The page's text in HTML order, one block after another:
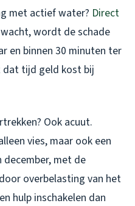
met actief water? Direct
wordt de schade
en binnen 30 minuten ter
tijd geld kost bij
Ook acuut.
vies, maar ook een
met de
overbelasting van het
hulp inschakelen dan